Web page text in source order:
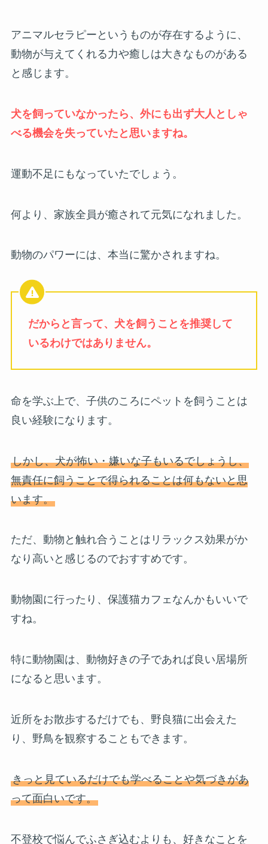
アニマルセラピーというものが存在するように、
動物が与えてくれる力や癒しは大きなものがある
と感じます。
犬を飼っていなかったら、外にも出ず大人としゃ
べる機会を失っていたと思いますね。
運動不足にもなっていたでしょう。
何より、家族全員が癒されて元気になれました。
動物のパワーには、本当に驚かされますね。
だからと言って、犬を飼うことを推奨して
いるわけではありません。
命を学ぶ上で、子供のころにペットを飼うことは
良い経験になります。
しかし、犬が怖い・嫌いな子もいるでしょうし、
無責任に飼うことで得られることは何もないと思
います。
ただ、動物と触れ合うことはリラックス効果がか
なり高いと感じるのでおすすめです。
動物園に行ったり、保護猫カフェなんかもいいで
すね。
特に動物園は、動物好きの子であれば良い居場所
になると思います。
近所をお散歩するだけでも、野良猫に出会えた
り、野鳥を観察することもできます。
きっと見ているだけでも学べることや気づきがあ
って面白いです。
不登校で悩んでふさぎ込むよりも、好きなことを